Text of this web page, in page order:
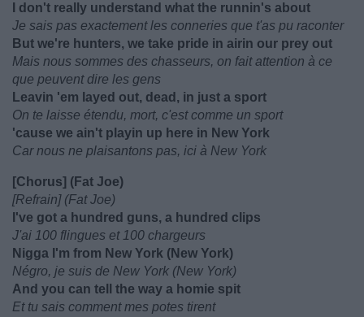
I don't really understand what the runnin's about
Je sais pas exactement les conneries que t'as pu raconter
But we're hunters, we take pride in airin our prey out
Mais nous sommes des chasseurs, on fait attention à ce
que peuvent dire les gens
Leavin 'em layed out, dead, in just a sport
On te laisse étendu, mort, c'est comme un sport
'cause we ain't playin up here in New York
Car nous ne plaisantons pas, ici à New York
[Chorus] (Fat Joe)
[Refrain] (Fat Joe)
I've got a hundred guns, a hundred clips
J'ai 100 flingues et 100 chargeurs
Nigga I'm from New York (New York)
Négro, je suis de New York (New York)
And you can tell the way a homie spit
Et tu sais comment mes potes tirent